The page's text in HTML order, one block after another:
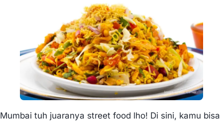
Mumbai tuh juaranya street food lho! Di sini, kamu bisa